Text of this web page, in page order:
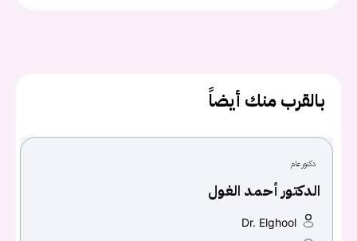
يجب عليك تسجيل الدخول حتى يمكنك طرح سؤال.
بالقرب منك أيضاً
دكتور عام
الدكتور أحمد الغول
Dr. Elghool